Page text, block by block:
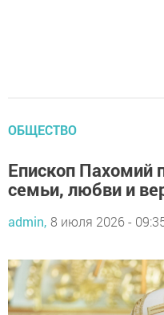
ОБЩЕСТВО
Епископ Пахомий
семьи, любви и
admin, 8 июля 2026 -